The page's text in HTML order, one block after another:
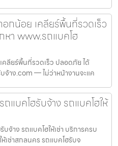
กน้อย เคลียร์พื้นที่รวดเร็ว
หา www.รถแบคโฮ
ลียร์พื้นที่รวดเร็ว ปลอดภัย ได้
จ้าง.com — ไม่ว่าหน้างานจะแค
แบคโฮรับจ้าง รถแบคโฮให้
จ้าง รถแบคโฮให้เช่า บริการครบ
เช่าสกลนคร รถแบคโฮรับจ